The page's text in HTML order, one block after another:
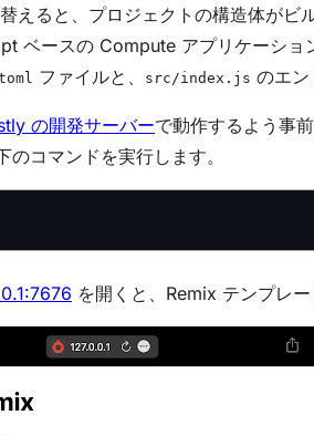
えると、プロジェクトの構造体が
ベースの Compute アプリケーシ
ファイルと、 src/index.js のエン
の開発サーバーで動作するよう事
コマンドを実行します。
を開くと、Remix テンプレ